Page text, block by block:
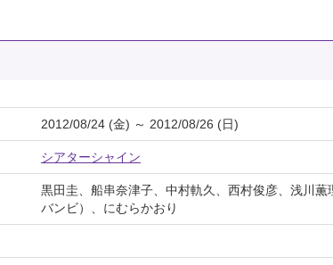
2012/08/24 (金) ～ 2012/08/26 (日)
シアターシャイン
黒田圭、船串奈津子、中村軌久、西村俊彦、浅川
バンビ）、にむらかおり